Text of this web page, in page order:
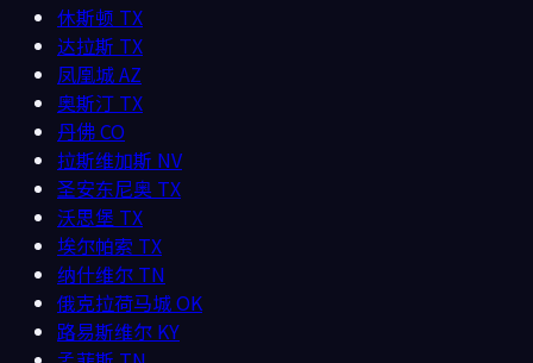
休斯顿 TX
达拉斯 TX
凤凰城AZ
奥斯汀 TX
丹佛CO
拉斯维加斯 NV
圣安东尼奥 TX
沃思堡 TX
埃尔帕索 TX
纳什维尔 TN
俄克拉荷马城OK
路易斯维尔 KY